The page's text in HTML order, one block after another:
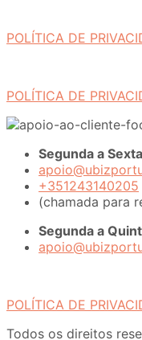
POLÍTICA DE
POLÍTICA DE
Segunda a
+351243140205
(chamada para
Segunda a
POLÍTICA DE
Todos os direitos